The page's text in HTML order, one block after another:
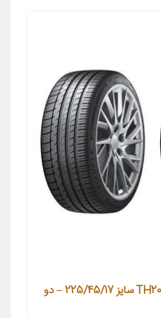
لاستیک خودرو تراینگل مدل TH201 سایز 225/45/17 – دو